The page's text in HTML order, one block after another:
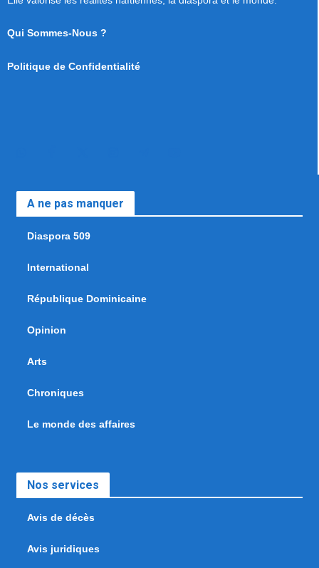
Qui Sommes-Nous ?
Politique de Confidentialité
A ne pas manquer
Diaspora 509
International
République Dominicaine
Opinion
Arts
Chroniques
Le monde des affaires
Nos services
Avis de décès
Avis juridiques